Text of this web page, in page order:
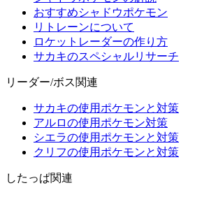
おすすめシャドウポケモン
リトレーンについて
ロケットレーダーの作り方
サカキのスペシャルリサーチ
リーダー/ボス関連
サカキの使用ポケモンと対策
アルロの使用ポケモン対策
シエラの使用ポケモンと対策
クリフの使用ポケモンと対策
したっぱ関連